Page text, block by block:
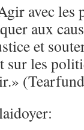
avec les
aux
et
les